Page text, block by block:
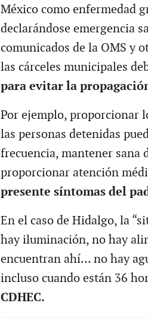
México como enfermedad
declarándose emergencia
comunicados de la OMS y
las cárceles municipales
para evitar la
Por ejemplo, proporcionar
las personas detenidas
frecuencia, mantener
proporcionar atención
presente síntomas del
En el caso de Hidalgo, la
hay iluminación, no hay
encuentran ahí… no hay
incluso cuando están 36
CDHEC.